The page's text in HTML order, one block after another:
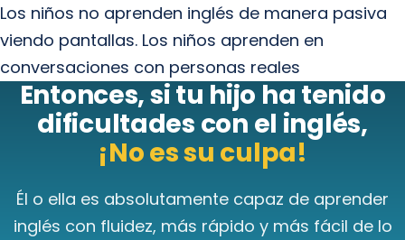
Los niños no aprenden inglés de manera pasiva
viendo pantallas. Los niños aprenden en
conversaciones con personas reales
Entonces, si tu hijo ha tenido
dificultades con el inglés,
¡No es su culpa!
Él o ella es absolutamente capaz de aprender
inglés con fluidez, más rápido y más fácil de lo